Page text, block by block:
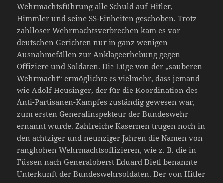
Wehrmachtsführung alle Schuld auf Hitler,
Himmler und seine SS-Einheiten geschoben. Trotz
zahlloser Wehrmachtsverbrechen kam es vor
deutschen Gerichten nur in ganz wenigen
Ausnahmefällen zur Anklageerhebung gegen
Offiziere und Soldaten. Die Lüge von der „sauberen
Wehrmacht“ ermöglichte es vielmehr, dass jemand
wie Adolf Heusinger, der für die Koordination des
Anti-Partisanen-Kampfes zuständig gewesen war,
zum ersten Generalinspekteur der Bundeswehr
ernannt wurde. Zahlreiche Kasernen trugen noch in
den achtziger und neunziger Jahren die Namen von
ranghohen Wehrmachtsoffizieren, wie z. B. die in
Füssen nach Generaloberst Eduard Dietl benannte
Unterkunft der Bundeswehrsoldaten. Der von Hitler